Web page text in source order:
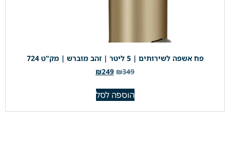
פח אשפה לשירותים | 5 ליטר | זהב מוברש | מק"ט 724
₪349
₪249
הוספה לסל